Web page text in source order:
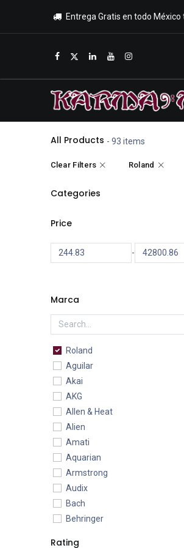
Entrega Gratis en todo
Inicio Tienda
All Products - 93 items
Clear Filters Roland
Categories
Price
-
Marca
Roland
Aguilar
Akai
AKG
Allen & Heat
Alien
Amati
Aquarian
Armstrong
Audix
Bach
Behringer
Rating